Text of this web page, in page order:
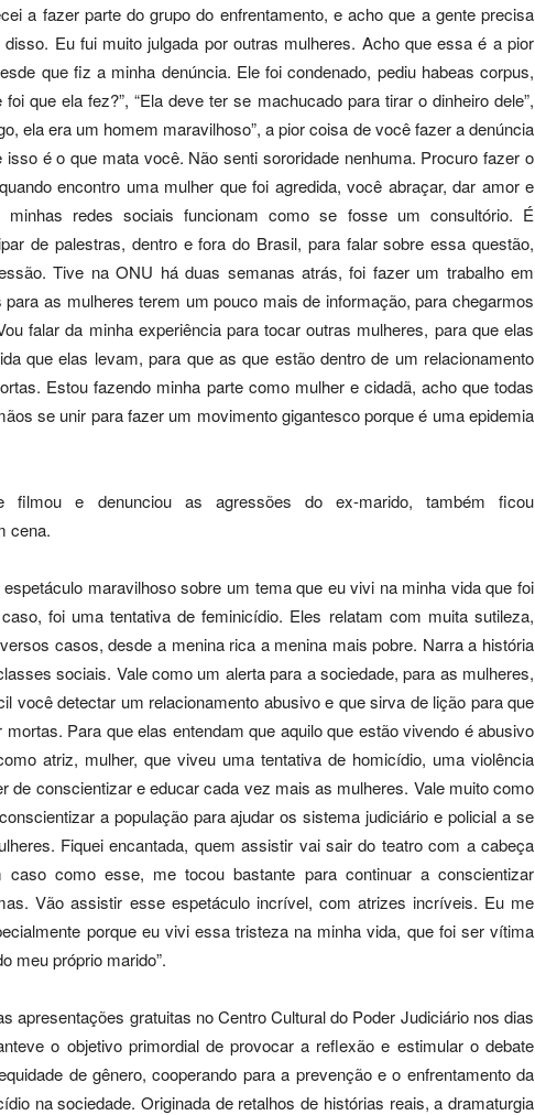
a fazer parte do grupo do enfrentamento, e acho que a gente precisa
Eu fui muito julgada por outras mulheres. Acho que essa é a pior
que fiz a minha denúncia. Ele foi condenado, pediu habeas corpus,
que ela fez?”, “Ela deve ter se machucado para tirar o dinheiro dele”,
ela era um homem maravilhoso”, a pior coisa de você fazer a denúncia
isso é o que mata você. Não senti sororidade nenhuma. Procuro fazer o
encontro uma mulher que foi agredida, você abraçar, dar amor e
redes sociais funcionam como se fosse um consultório. É
de palestras, dentro e fora do Brasil, para falar sobre essa questão,
Tive na ONU há duas semanas atrás, foi fazer um trabalho em
as mulheres terem um pouco mais de informação, para chegarmos
falar da minha experiência para tocar outras mulheres, para que elas
que elas levam, para que as que estão dentro de um relacionamento
Estou fazendo minha parte como mulher e cidadã, acho que todas
se unir para fazer um movimento gigantesco porque é uma epidemia
filmou e denunciou as agressões do ex-marido, também ficou
cena.
maravilhoso sobre um tema que eu vivi na minha vida que foi
foi uma tentativa de feminicídio. Eles relatam com muita sutileza,
casos, desde a menina rica a menina mais pobre. Narra a história
sociais. Vale como um alerta para a sociedade, para as mulheres,
você detectar um relacionamento abusivo e que sirva de lição para que
Para que elas entendam que aquilo que estão vivendo é abusivo
atriz, mulher, que viveu uma tentativa de homicídio, uma violência
de conscientizar e educar cada vez mais as mulheres. Vale muito como
a população para ajudar os sistema judiciário e policial a se
Fiquei encantada, quem assistir vai sair do teatro com a cabeça
como esse, me tocou bastante para continuar a conscientizar
Vão assistir esse espetáculo incrível, com atrizes incríveis. Eu me
porque eu vivi essa tristeza na minha vida, que foi ser vítima
meu próprio marido”.
apresentações gratuitas no Centro Cultural do Poder Judiciário nos dias
o objetivo primordial de provocar a reflexão e estimular o debate
de gênero, cooperando para a prevenção e o enfrentamento da
na sociedade. Originada de retalhos de histórias reais, a dramaturgia